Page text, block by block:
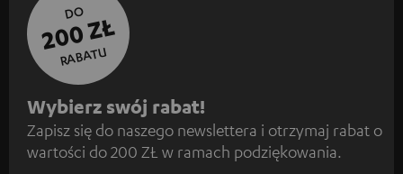
DO
200 ZŁ
RABATU
Z
a
p
Wybierz swój rabat!
Zapisz się do naszego newslettera i otrzymaj rabat o
wartości do 200 ZŁ w ramach podziękowania.